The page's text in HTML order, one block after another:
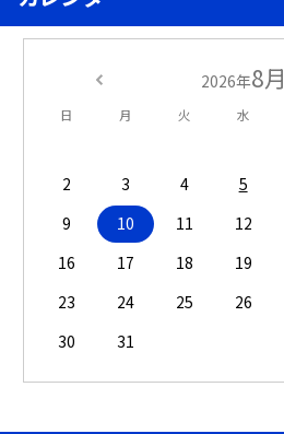
2026年8月
日 月 火 水
2
3 4 5
9
10 11 12
16
17 18 19
23
24 25 26
30
31